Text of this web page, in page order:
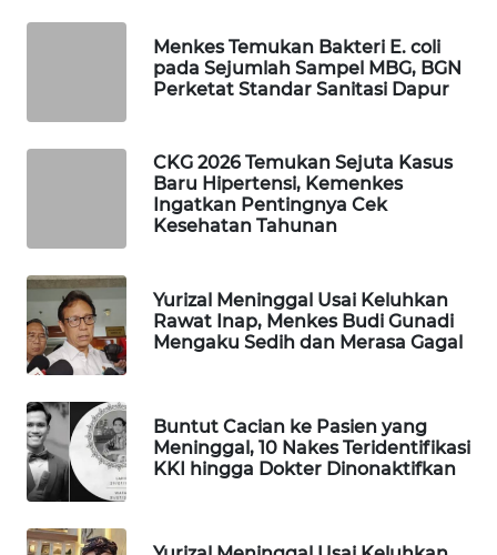
Menkes Temukan Bakteri E. coli
pada Sejumlah Sampel MBG, BGN
Perketat Standar Sanitasi Dapur
CKG 2026 Temukan Sejuta Kasus
Baru Hipertensi, Kemenkes
Ingatkan Pentingnya Cek
Kesehatan Tahunan
Yurizal Meninggal Usai Keluhkan
Rawat Inap, Menkes Budi Gunadi
Mengaku Sedih dan Merasa Gagal
Buntut Cacian ke Pasien yang
Meninggal, 10 Nakes Teridentifikasi
KKI hingga Dokter Dinonaktifkan
NET
WAHANA
SELEB
WAHANA
PERSONA
WAHANA
OTOMOTIF
WAHANA